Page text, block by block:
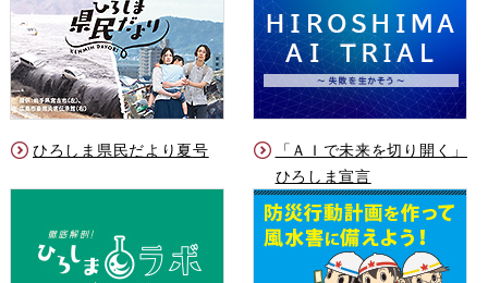
ひろしま県民だより夏号
「ＡＩで未来を切り開く」
ひろしま宣言